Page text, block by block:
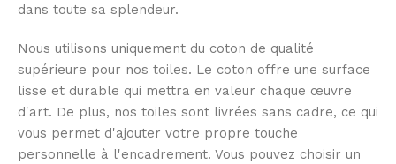
dans toute sa splendeur.
Nous utilisons uniquement du coton de qualité
supérieure pour nos toiles. Le coton offre une surface
lisse et durable qui mettra en valeur chaque œuvre
d'art. De plus, nos toiles sont livrées sans cadre, ce qui
vous permet d'ajouter votre propre touche
personnelle à l'encadrement. Vous pouvez choisir un